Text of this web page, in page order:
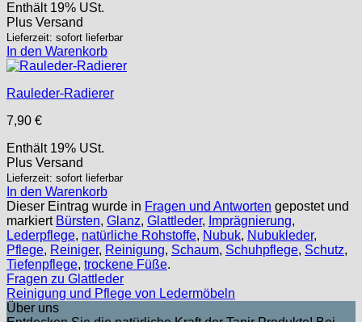
Enthält 19% USt.
Plus Versand
Lieferzeit: sofort lieferbar
In den Warenkorb
Rauleder-Radierer
7,90 €
Enthält 19% USt.
Plus Versand
Lieferzeit: sofort lieferbar
In den Warenkorb
Dieser Eintrag wurde in Fragen und Antworten gepostet und
markiert Bürsten, Glanz, Glattleder, Imprägnierung,
Lederpflege, natürliche Rohstoffe, Nubuk, Nubukleder,
Pflege, Reiniger, Reinigung, Schaum, Schuhpflege, Schutz,
Tiefenpflege, trockene Füße.
Fragen zu Glattleder
Reinigung und Pflege von Ledermöbeln
Über uns